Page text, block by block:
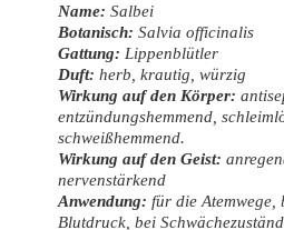
Name: Salbei
Botanisch: Salvia officinalis
Gattung: Lippenblütler
Duft: herb, krautig, würzig
Wirkung auf den Körper:
entzündungshemmend,
schweißhemmend.
Wirkung auf den Geist:
nervenstärkend
Anwendung: für die Atemwege,
Blutdruck, bei